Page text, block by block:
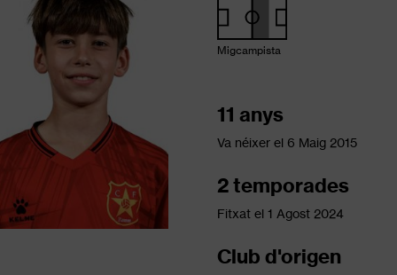
Migcampista
11 anys
Va néixer el 6 Maig 2015
2 temporades
Fitxat el 1 Agost 2024
Club d'origen